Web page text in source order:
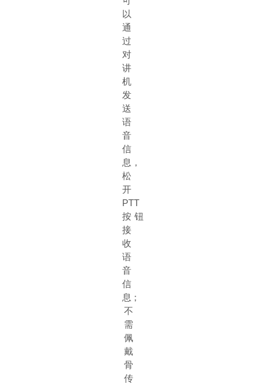
以
通
过
对
讲
机
发
送
语
音
信
息，
松
开
PTT
按 钮
接
收
语
音
信
息；
不
需
佩
戴
骨
传